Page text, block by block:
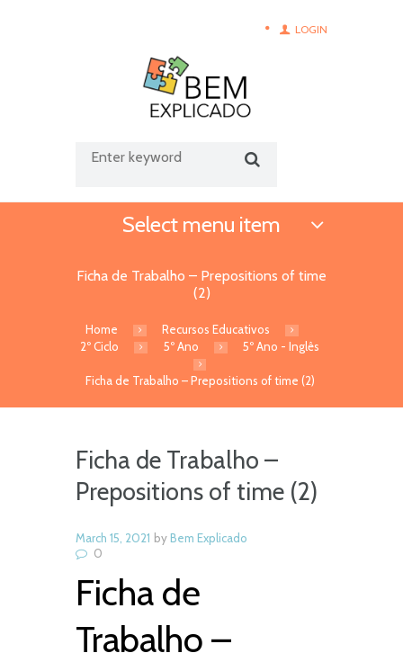
LOGIN
Select menu item
Ficha de Trabalho – Prepositions of time
(2)
Home
Recursos Educativos
2º Ciclo
5º Ano 5º Ano - Inglês
Ficha de Trabalho – Prepositions of time (2)
Ficha de Trabalho –
Prepositions of time (2)
March 15, 2021 byBem Explicado
0
Ficha de
Trabalho –